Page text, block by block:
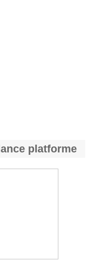
platforme